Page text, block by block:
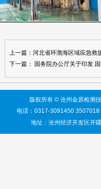
上一篇：河北省环渤海区域应急救
下一篇： 国务院办公厅关于印发
版权所有 © 沧州金原检测
电话：0317-3091450
地址：沧州经济开发区开